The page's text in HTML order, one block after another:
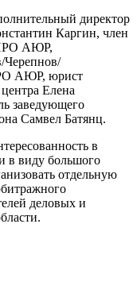
директор
Каргин, член
НРО АЮР,
АЮР, юрист
Елена
заведующего
Самвел Батянц.
в
в виду большого
отдельную
деловых и